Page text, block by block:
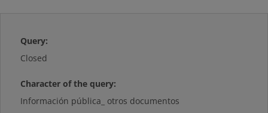
Query:
Closed
Character of the query:
Información pública_ otros documentos